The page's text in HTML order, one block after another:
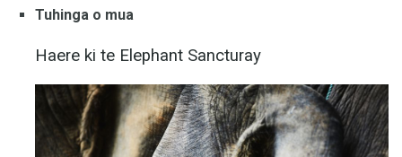
Tuhinga o mua
Haere ki te Elephant Sancturay